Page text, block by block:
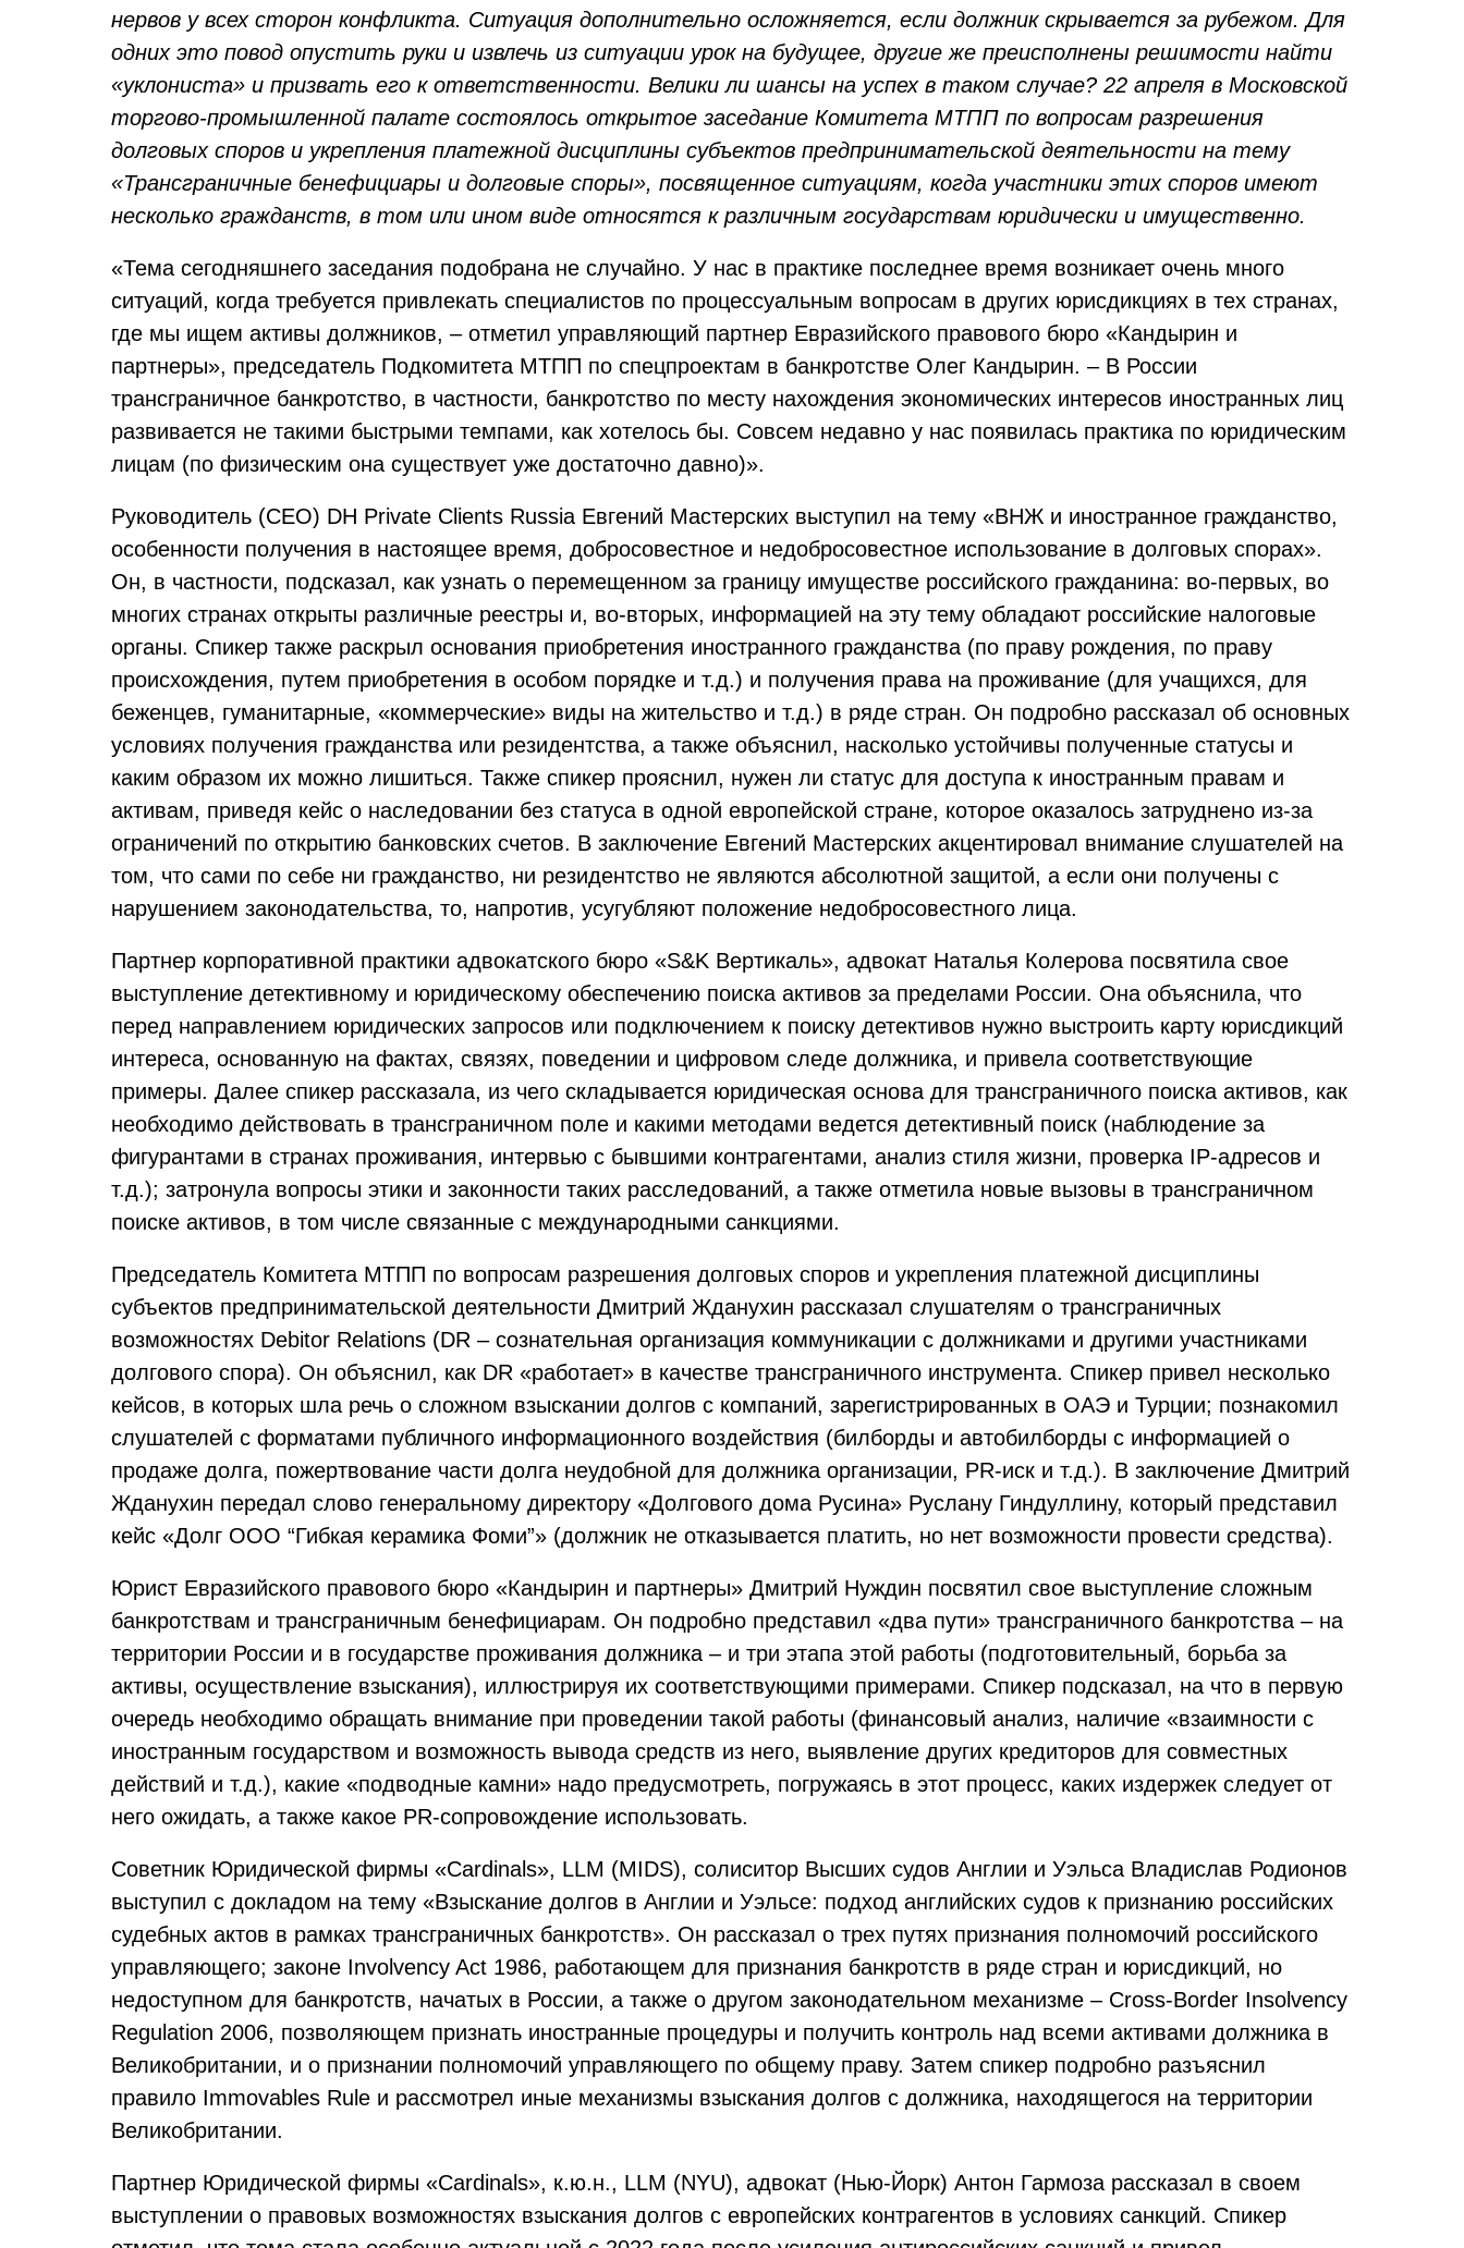
нервов у всех сторон конфликта. Ситуация дополнительно осложняется, если должник скрывается за рубежом. Для
одних это повод опустить руки и извлечь из ситуации урок на будущее, другие же преисполнены решимости найти
«уклониста» и призвать его к ответственности. Велики ли шансы на успех в таком случае? 22 апреля в Московской
торгово-промышленной палате состоялось открытое заседание Комитета МТПП по вопросам разрешения
долговых споров и укрепления платежной дисциплины субъектов предпринимательской деятельности на тему
«Трансграничные бенефициары и долговые споры», посвященное ситуациям, когда участники этих споров имеют
несколько гражданств, в том или ином виде относятся к различным государствам юридически и имущественно.
«Тема сегодняшнего заседания подобрана не случайно. У нас в практике последнее время возникает очень много
ситуаций, когда требуется привлекать специалистов по процессуальным вопросам в других юрисдикциях в тех странах,
где мы ищем активы должников, – отметил управляющий партнер Евразийского правового бюро «Кандырин и
партнеры», председатель Подкомитета МТПП по спецпроектам в банкротстве Олег Кандырин. – В России
трансграничное банкротство, в частности, банкротство по месту нахождения экономических интересов иностранных лиц
развивается не такими быстрыми темпами, как хотелось бы. Совсем недавно у нас появилась практика по юридическим
лицам (по физическим она существует уже достаточно давно)».
Руководитель (CEO) DH Private Clients Russia Евгений Мастерских выступил на тему «ВНЖ и иностранное гражданство,
особенности получения в настоящее время, добросовестное и недобросовестное использование в долговых спорах».
Он, в частности, подсказал, как узнать о перемещенном за границу имуществе российского гражданина: во-первых, во
многих странах открыты различные реестры и, во-вторых, информацией на эту тему обладают российские налоговые
органы. Спикер также раскрыл основания приобретения иностранного гражданства (по праву рождения, по праву
происхождения, путем приобретения в особом порядке и т.д.) и получения права на проживание (для учащихся, для
беженцев, гуманитарные, «коммерческие» виды на жительство и т.д.) в ряде стран. Он подробно рассказал об основных
условиях получения гражданства или резидентства, а также объяснил, насколько устойчивы полученные статусы и
каким образом их можно лишиться. Также спикер прояснил, нужен ли статус для доступа к иностранным правам и
активам, приведя кейс о наследовании без статуса в одной европейской стране, которое оказалось затруднено из-за
ограничений по открытию банковских счетов. В заключение Евгений Мастерских акцентировал внимание слушателей на
том, что сами по себе ни гражданство, ни резидентство не являются абсолютной защитой, а если они получены с
нарушением законодательства, то, напротив, усугубляют положение недобросовестного лица.
Партнер корпоративной практики адвокатского бюро «S&K Вертикаль», адвокат Наталья Колерова посвятила свое
выступление детективному и юридическому обеспечению поиска активов за пределами России. Она объяснила, что
перед направлением юридических запросов или подключением к поиску детективов нужно выстроить карту юрисдикций
интереса, основанную на фактах, связях, поведении и цифровом следе должника, и привела соответствующие
примеры. Далее спикер рассказала, из чего складывается юридическая основа для трансграничного поиска активов, как
необходимо действовать в трансграничном поле и какими методами ведется детективный поиск (наблюдение за
фигурантами в странах проживания, интервью с бывшими контрагентами, анализ стиля жизни, проверка IP-адресов и
т.д.); затронула вопросы этики и законности таких расследований, а также отметила новые вызовы в трансграничном
поиске активов, в том числе связанные с международными санкциями.
Председатель Комитета МТПП по вопросам разрешения долговых споров и укрепления платежной дисциплины
субъектов предпринимательской деятельности Дмитрий Жданухин рассказал слушателям о трансграничных
возможностях Debitor Relations (DR – сознательная организация коммуникации с должниками и другими участниками
долгового спора). Он объяснил, как DR «работает» в качестве трансграничного инструмента. Спикер привел несколько
кейсов, в которых шла речь о сложном взыскании долгов с компаний, зарегистрированных в ОАЭ и Турции; познакомил
слушателей с форматами публичного информационного воздействия (билборды и автобилборды с информацией о
продаже долга, пожертвование части долга неудобной для должника организации, PR-иск и т.д.). В заключение Дмитрий
Жданухин передал слово генеральному директору «Долгового дома Русина» Руслану Гиндуллину, который представил
кейс «Долг ООО “Гибкая керамика Фоми”» (должник не отказывается платить, но нет возможности провести средства).
Юрист Евразийского правового бюро «Кандырин и партнеры» Дмитрий Нуждин посвятил свое выступление сложным
банкротствам и трансграничным бенефициарам. Он подробно представил «два пути» трансграничного банкротства – на
территории России и в государстве проживания должника – и три этапа этой работы (подготовительный, борьба за
активы, осуществление взыскания), иллюстрируя их соответствующими примерами. Спикер подсказал, на что в первую
очередь необходимо обращать внимание при проведении такой работы (финансовый анализ, наличие «взаимности с
иностранным государством и возможность вывода средств из него, выявление других кредиторов для совместных
действий и т.д.), какие «подводные камни» надо предусмотреть, погружаясь в этот процесс, каких издержек следует от
него ожидать, а также какое PR-сопровождение использовать.
Советник Юридической фирмы «Cardinals», LLM (MIDS), солиситор Высших судов Англии и Уэльса Владислав Родионов
выступил с докладом на тему «Взыскание долгов в Англии и Уэльсе: подход английских судов к признанию российских
судебных актов в рамках трансграничных банкротств». Он рассказал о трех путях признания полномочий российского
управляющего; законе Involvency Act 1986, работающем для признания банкротств в ряде стран и юрисдикций, но
недоступном для банкротств, начатых в России, а также о другом законодательном механизме – Cross-Border Insolvency
Regulation 2006, позволяющем признать иностранные процедуры и получить контроль над всеми активами должника в
Великобритании, и о признании полномочий управляющего по общему праву. Затем спикер подробно разъяснил
правило Immovables Rule и рассмотрел иные механизмы взыскания долгов с должника, находящегося на территории
Великобритании.
Партнер Юридической фирмы «Cardinals», к.ю.н., LLM (NYU), адвокат (Нью-Йорк) Антон Гармоза рассказал в своем
выступлении о правовых возможностях взыскания долгов с европейских контрагентов в условиях санкций. Спикер